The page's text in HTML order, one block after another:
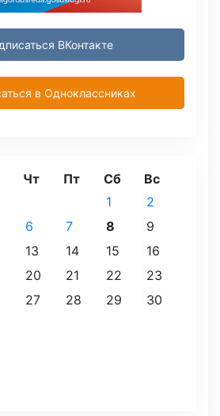
ВКонтакте
в Одноклассниках
Чт Пт Сб Вс
1
2
6 7 8
9
13 14 15
16
20 21 22
23
27 28 29
30